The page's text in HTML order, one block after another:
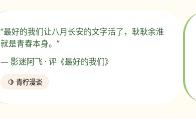
“最好的我们让八月长安的文字活了，耿耿余淮
就是青春本身。”
— 影迷阿飞 · 评《最好的我们》
🍋 青柠漫谈